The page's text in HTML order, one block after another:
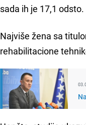
sada ih je 17,1
Najviše žena sa
rehabilitacione